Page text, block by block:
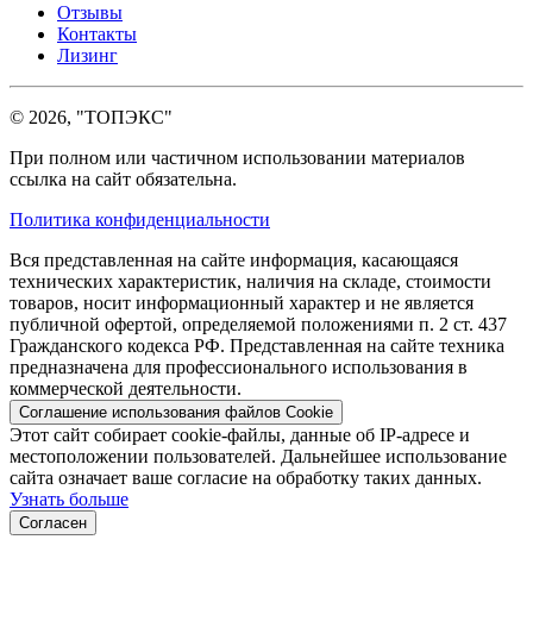
Отзывы
Контакты
Лизинг
© 2026, "ТОПЭКС"
При полном или частичном использовании материалов
ссылка на сайт обязательна.
Политика конфиденциальности
Вся представленная на сайте информация, касающаяся
технических характеристик, наличия на складе, стоимости
товаров, носит информационный характер и не является
публичной офертой, определяемой положениями п. 2 ст. 437
Гражданского кодекса РФ. Представленная на сайте техника
предназначена для профессионального использования в
коммерческой деятельности.
Соглашение использования файлов Cookie
Этот сайт собирает cookie-файлы, данные об IP-адресе и
местоположении пользователей. Дальнейшее использование
сайта означает ваше согласие на обработку таких данных.
Узнать больше
Согласен